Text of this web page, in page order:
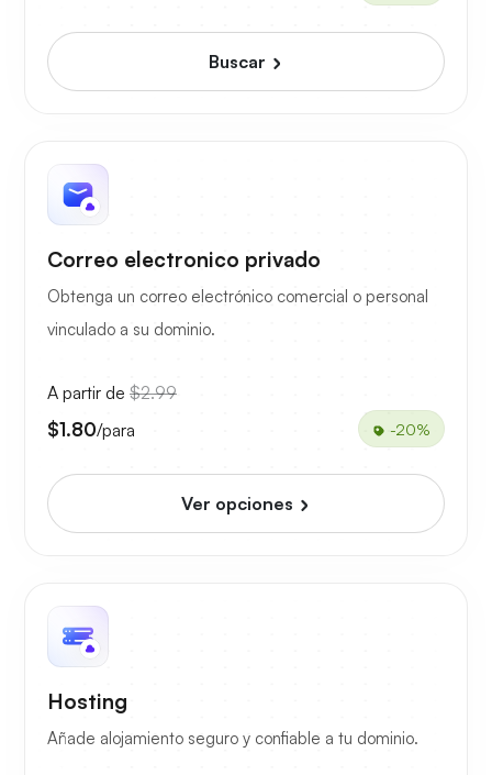
Buscar
Correo electronico privado
Obtenga un correo electrónico comercial o personal
vinculado a su dominio.
A partir de $2.99
$1.80/para -20%
Ver opciones
Hosting
Añade alojamiento seguro y confiable a tu dominio.